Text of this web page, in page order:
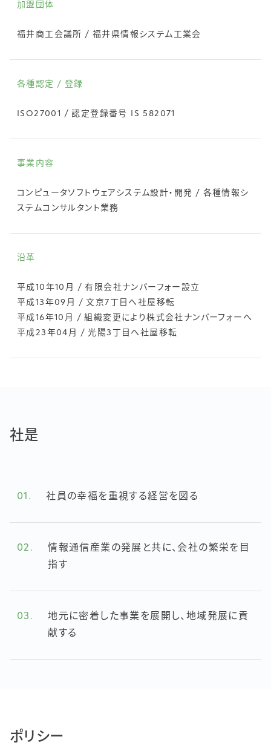
加盟団体
福井商工会議所 / 福井県情報システム工業会
各種認定 / 登録
ISO27001 / 認定登録番号 IS 582071
事業内容
コンピュータソフトウェアシステム設計・開発 / 各種情報シ
ステムコンサルタント業務
沿革
平成10年10月 / 有限会社ナンバーフォー設立
平成13年09月 / 文京7丁目へ社屋移転
平成16年10月 / 組織変更により株式会社ナンバーフォーへ
平成23年04月 / 光陽3丁目へ社屋移転
社是
01. 社員の幸福を重視する経営を図る
02.
情報通信産業の発展と共に、会社の繁栄を目
指す
03.
地元に密着した事業を展開し、地域発展に貢
献する
ポリシー